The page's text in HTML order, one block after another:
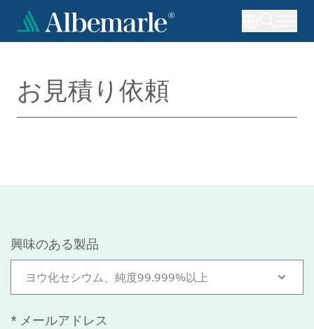
ン
お見積り依頼
興味のある製品
ヨウ化セシウム、純度99.999%以上
* メールアドレス